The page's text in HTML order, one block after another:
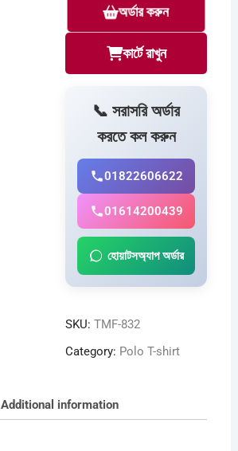
shirt
pant
quantity
কার্টে রাখুন
অর্ডার করুন
📞 সরাসরি অর্ডার
করতে কল করুন
01822606622
01614200439
হোয়াটসঅ্যাপ অর্ডার
SKU:TMF-832
Category: Polo T-shirt
Additional information